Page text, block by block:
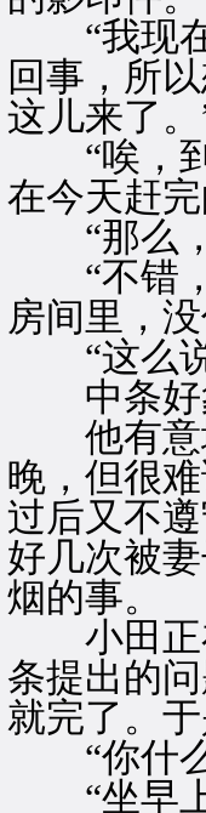
“我现在
回事，所
这儿来了。
“唉，到
在今天赶
“那么，
“不错，
房间里，
“这么说
中条好象
他有意地
晚，但很
过后又不
好几次被
烟的事。
小田正在
条提出的
就完了。
“你什么
“坐早上